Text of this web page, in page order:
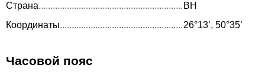
Страна
BH
Координаты
26°13’, 50°35’
Часовой пояс